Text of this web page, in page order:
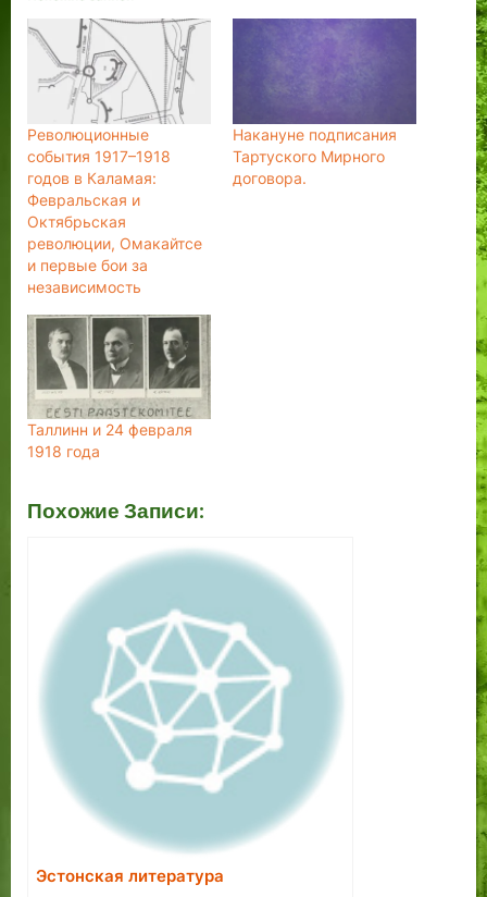
Революционные
события 1917–1918
годов в Каламая:
Февральская и
Октябрьская
революции, Омакайтсе
и первые бои за
независимость
Накануне подписания
Тартуского Мирного
договора.
Таллинн и 24 февраля
1918 года
Похожие Записи:
Эстонская литература